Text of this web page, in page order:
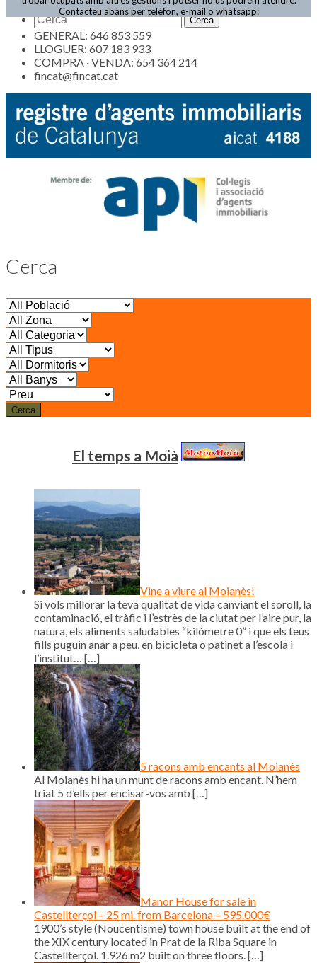
ActualitatContacteu abans per telèfon, e-mail o whatsapp:
GENERAL: 646 853 559
LLOGUER: 607 183 933
COMPRA · VENDA: 654 364 214
fincat@fincat.cat
Cerca
Cerca
El temps a Moià
Vine a viure al Moianès!
Si vols millorar la teva qualitat de vida canviant el soroll, la
contaminació, el tràfic i l’estrès de la ciutat per l’aire pur, la
natura, els aliments saludables “kilòmetre 0” i que els teus
fills puguin anar a peu, en bicicleta o patinet a l’escola i
l’institut… […]
5 racons amb encants al Moianès
Al Moianès hi ha un munt de racons amb encant. N’hem
triat 5 d’ells per encisar-vos amb […]
Manor House for sale in
Castellterçol – 25 mi. from Barcelona – 595.000€
1900’s style (Noucentisme) town house built at the end of
the XIX century located in Prat de la Riba Square in
Castellterçol. 1.926 m2 built on three floors.[…]